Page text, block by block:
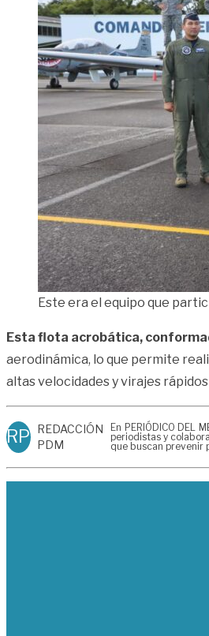
Este era el equipo que
Esta flota acrobática,
aerodinámica, lo que permite
altas velocidades y virajes
RP REDACCIÓN
PDM
En PERIÓDICO
periodistas y
que buscan prevenir